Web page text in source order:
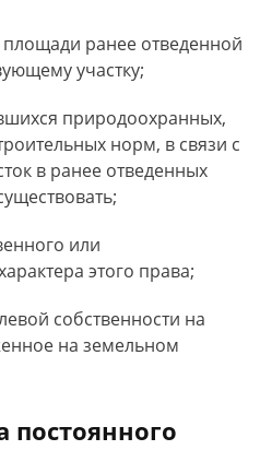
площади ранее отведенной
участку;
природоохранных,
норм, в связи с
в ранее отведенных
или
этого права;
собственности на
на земельном
постоянного